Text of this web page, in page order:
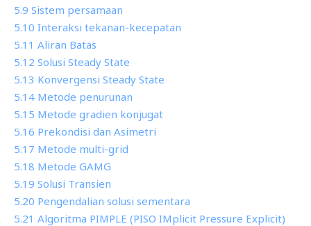
5.9 Sistem persamaan
5.10 Interaksi tekanan-kecepatan
5.11 Aliran Batas
5.12 Solusi Steady State
5.13 Konvergensi Steady State
5.14 Metode penurunan
5.15 Metode gradien konjugat
5.16 Prekondisi dan Asimetri
5.17 Metode multi-grid
5.18 Metode GAMG
5.19 Solusi Transien
5.20 Pengendalian solusi sementara
5.21 Algoritma PIMPLE (PISO IMplicit Pressure Explicit)